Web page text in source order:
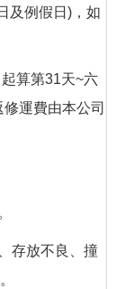
及例假日)，如
算第31天~六
運費由本公司
存放不良、撞